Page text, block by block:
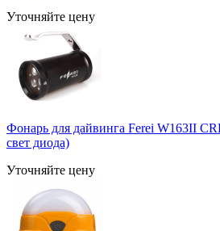
Уточняйте цену
Фонарь для дайвинга Ferei W163II
свет диода)
Уточняйте цену